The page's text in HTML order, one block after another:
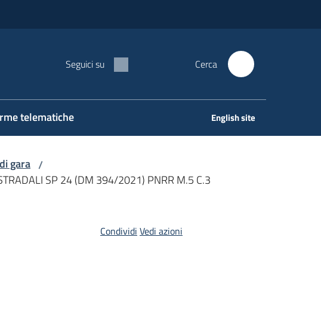
Seguici su Cerca
telematiche English site
gara /
SP 24 (DM 394/2021) PNRR M.5 C.3
Condividi Vedi azioni